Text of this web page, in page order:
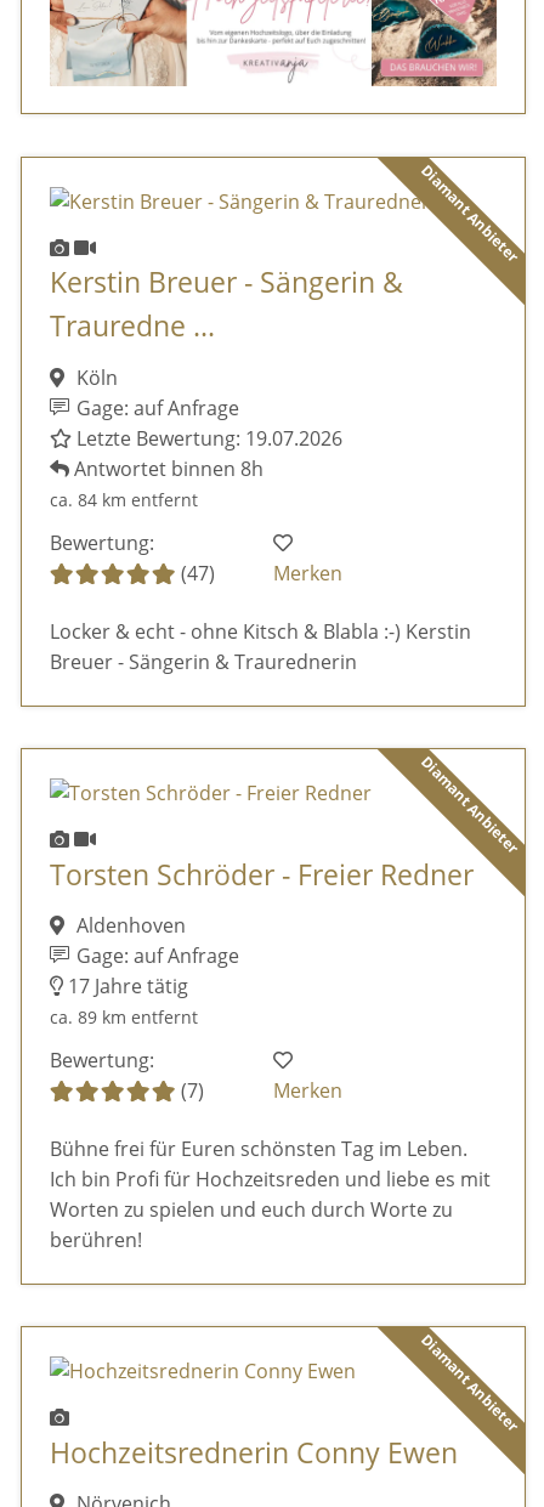
Diamant Anbieter
Kerstin Breuer - Sängerin &
Trauredne ...
Köln
Gage: auf Anfrage
Letzte Bewertung: 19.07.2026
Antwortet binnen 8h
ca. 84 km entfernt
Bewertung:
(47)
Merken
Locker & echt - ohne Kitsch & Blabla :-) Kerstin
Breuer - Sängerin & Traurednerin
Diamant Anbieter
Torsten Schröder - Freier Redner
Aldenhoven
Gage: auf Anfrage
17 Jahre tätig
ca. 89 km entfernt
Bewertung:
(7)
Merken
Bühne frei für Euren schönsten Tag im Leben.
Ich bin Profi für Hochzeitsreden und liebe es mit
Worten zu spielen und euch durch Worte zu
berühren!
Diamant Anbieter
Hochzeitsrednerin Conny Ewen